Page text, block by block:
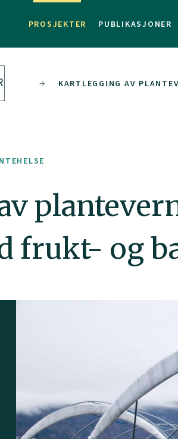
PROSJEKTER PUBLIKASJONER
KARTLEGGING AV
frukt- og